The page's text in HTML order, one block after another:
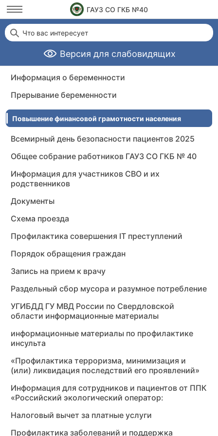
ГАУЗ СО ГКБ №40
Версия для слабовидящих
Что вас интересует
постороннего влияния
Отзывы и благодарности
Как не стать жертвой мошенников
Бесплатная юридическая помощь
Информация о беременности
Прерывание беременности
Повышение финансовой грамотности населения
Всемирный день безопасности пациентов 2025
Общее собрание работников ГАУЗ СО ГКБ № 40
Информация для участников СВО и их
родственников
Документы
Схема проезда
Профилактика совершения IT преступлений
Порядок обращения граждан
Запись на прием к врачу
Раздельный сбор мусора и разумное потребление
УГИБДД ГУ МВД России по Свердловской
области информационные материалы
информационные материалы по профилактике
инсульта
«Профилактика терроризма, минимизация и
(или) ликвидация последствий его проявлений»
Информация для сотрудников и пациентов от ППК
«Российский экологический оператор:
Налоговый вычет за платные услуги
Профилактика заболеваний и поддержка